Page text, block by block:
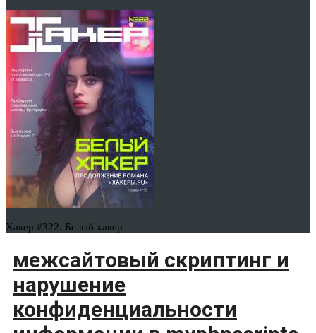
Хакер #322. Белый хакер
межсайтовый скриптинг и
нарушение
конфиденциальности